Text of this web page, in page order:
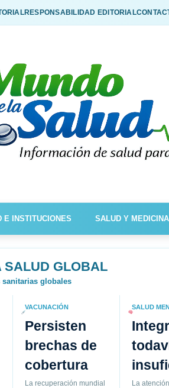
RESPONSABILIDAD EDITORIAL
E INSTITUCIONES SALUD Y MEDICINA
SALUD GLOBAL
sanitarias globales
VACUNACIÓN
Persisten
brechas de
cobertura
La recuperación mundial
SALUD
La